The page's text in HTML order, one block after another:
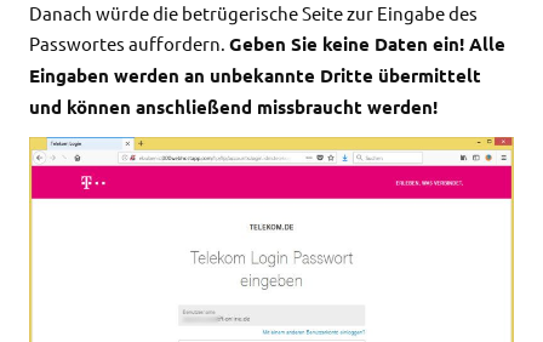
Danach würde die betrügerische Seite zur Eingabe des
Passwortes auffordern. Geben Sie keine Daten ein! Alle
Eingaben werden an unbekannte Dritte übermittelt
und können anschließend missbraucht werden!